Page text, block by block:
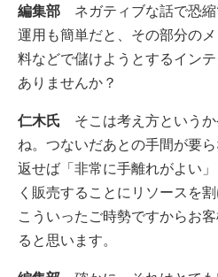
編集部 ネガティブな話で恐縮
運用も簡単だと、その部分の
料などで儲けようとするイン
ありませんか？
仁木氏 そこは考え方という
ね。つないだあとの手間が要
返せば「非常に手離れがよい
く販売することにリソースを
こういったご時勢ですからお
ると思います。